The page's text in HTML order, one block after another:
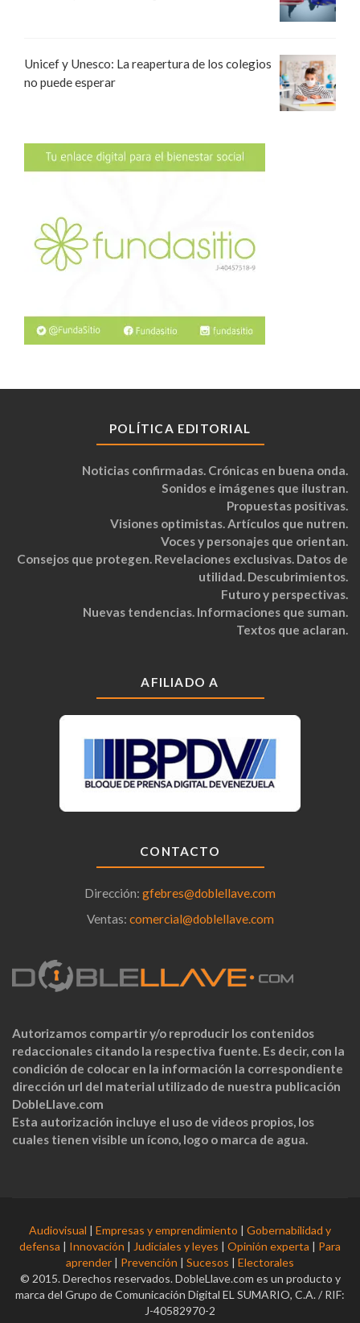
Unicef y Unesco: La reapertura de los colegios
no puede esperar
POLÍTICA EDITORIAL
Noticias confirmadas. Crónicas en buena onda.
Sonidos e imágenes que ilustran.
Propuestas positivas.
Visiones optimistas. Artículos que nutren.
Voces y personajes que orientan.
Consejos que protegen. Revelaciones exclusivas. Datos de
utilidad. Descubrimientos.
Futuro y perspectivas.
Nuevas tendencias. Informaciones que suman.
Textos que aclaran.
AFILIADO A
CONTACTO
Dirección: gfebres@doblellave.com
Ventas: comercial@doblellave.com
Autorizamos compartir y/o reproducir los contenidos
redaccionales citando la respectiva fuente. Es decir, con la
condición de colocar en la información la correspondiente
dirección url del material utilizado de nuestra publicación
DobleLlave.com
Esta autorización incluye el uso de videos propios, los
cuales tienen visible un ícono, logo o marca de agua.
Audiovisual | Empresas y emprendimiento | Gobernabilidad y
defensa | Innovación | Judiciales y leyes | Opinión experta | Para
aprender | Prevención | Sucesos | Electorales
© 2015. Derechos reservados. DobleLlave.com es un producto y
marca del Grupo de Comunicación Digital EL SUMARIO, C.A. / RIF:
J-40582970-2